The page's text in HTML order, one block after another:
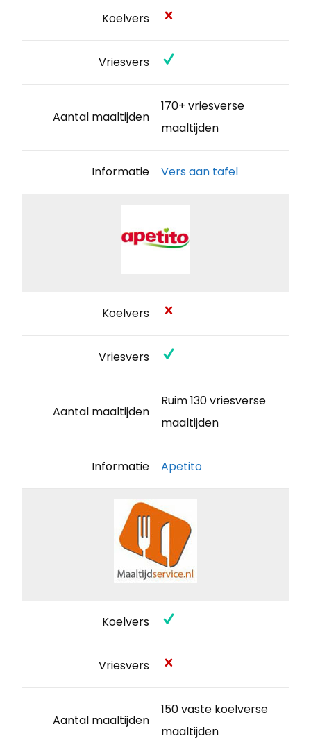
Koelvers
Vriesvers
Aantal maaltijden
170+ vriesverse
maaltijden
Informatie Vers aan tafel
Koelvers
Vriesvers
Aantal maaltijden
Ruim 130 vriesverse
maaltijden
Informatie Apetito
Koelvers
Vriesvers
Aantal maaltijden
150 vaste koelverse
maaltijden